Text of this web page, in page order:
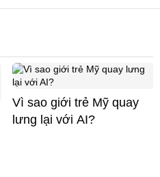
Vì sao giới trẻ Mỹ quay
lưng lại với AI?